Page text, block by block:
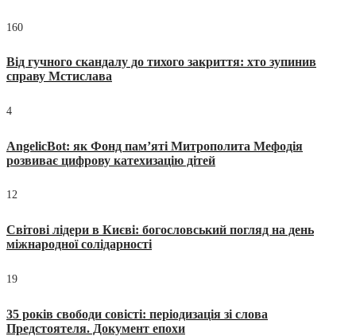
160
Від гучного скандалу до тихого закриття: хто зупинив
справу Мстислава
4
AngelicBot: як Фонд пам’яті Митрополита Мефодія
розвиває цифрову катехизацію дітей
12
Світові лідери в Києві: богословський погляд на день
міжнародної солідарності
19
35 років свободи совісті: періодизація зі слова
Предстоятеля. Документ епохи